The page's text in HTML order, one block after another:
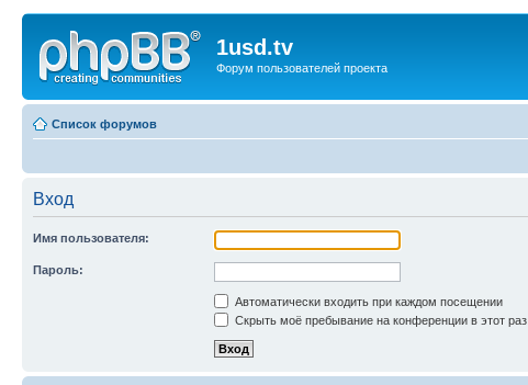
1usd.tv
Форум пользователей проекта
Список форумов
Вход
Имя пользователя:
Пароль:
Автоматически входить при каждом посещении
Скрыть моё пребывание на конференции в этот раз